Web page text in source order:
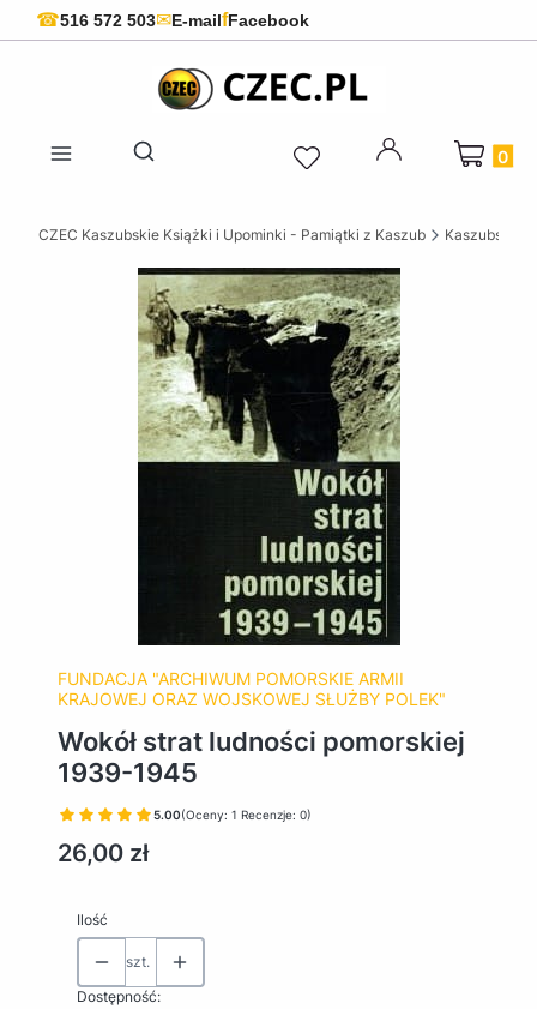
☎516 572 503✉E-mailfFacebook
Otwórz wyszukiwarkę
Produkty
CZEC Kaszubskie Książki i Upominki - Pamiątki z Kaszub Kaszubskie
FUNDACJA "ARCHIWUM POMORSKIE ARMII
KRAJOWEJ ORAZ WOJSKOWEJ SŁUŻBY POLEK"
Wokół strat ludności pomorskiej
1939-1945
5.00(Oceny: 1 Recenzje: 0)
Cena
26,00 zł
Ilość
szt.
Dostępność: